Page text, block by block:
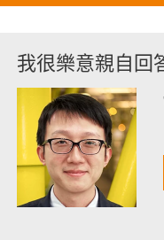
我很樂意親自回